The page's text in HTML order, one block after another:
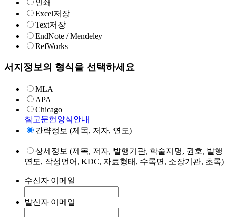
인쇄
Excel저장
Text저장
EndNote / Mendeley
RefWorks
서지정보의 형식을 선택하세요
MLA
APA
Chicago
참고문헌양식안내
간략정보 (제목, 저자, 연도)
상세정보 (제목, 저자, 발행기관, 학술지명, 권호, 발행
연도, 작성언어, KDC, 자료형태, 수록면, 소장기관, 초록)
수신자 이메일
발신자 이메일